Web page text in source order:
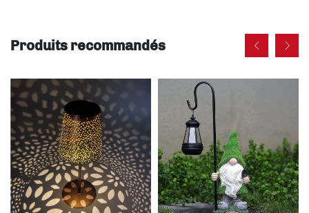
Produits recommandés